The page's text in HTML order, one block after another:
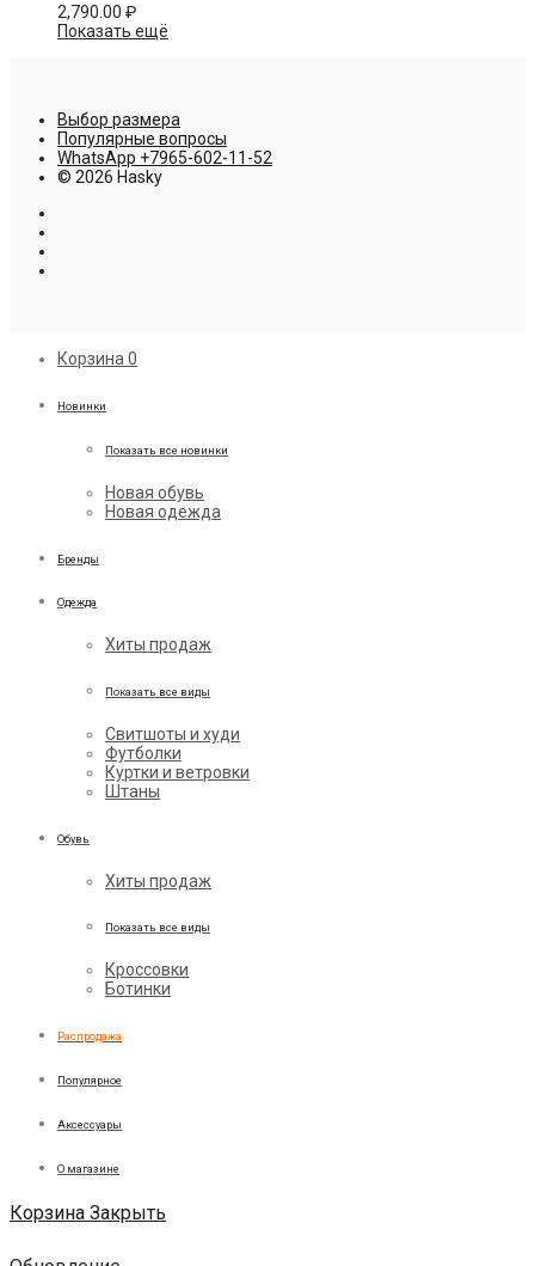
2,790.00 ₽
Показать ещё
Выбор размера
Популярные вопросы
WhatsApp +7965-602-11-52
© 2026 Hasky
Корзина 0
Новинки
Показать все новинки
Новая обувь
Новая одежда
Бренды
Одежда
Хиты продаж
Показать все виды
Свитшоты и худи
Футболки
Куртки и ветровки
Штаны
Обувь
Хиты продаж
Показать все виды
Кроссовки
Ботинки
Распродажа
Популярное
Аксессуары
О магазине
Корзина Закрыть